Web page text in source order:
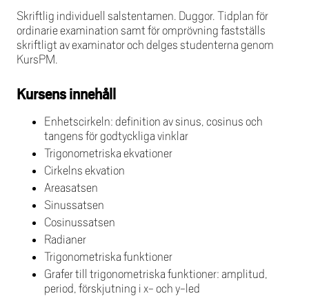
Skriftlig individuell salstentamen. Duggor. Tidplan för
ordinarie examination samt för omprövning fastställs
skriftligt av examinator och delges studenterna genom
KursPM.
Kursens innehåll
Enhetscirkeln: definition av sinus, cosinus och
tangens för godtyckliga vinklar
Trigonometriska ekvationer
Cirkelns ekvation
Areasatsen
Sinussatsen
Cosinussatsen
Radianer
Trigonometriska funktioner
Grafer till trigonometriska funktioner: amplitud,
period, förskjutning i x- och y-led